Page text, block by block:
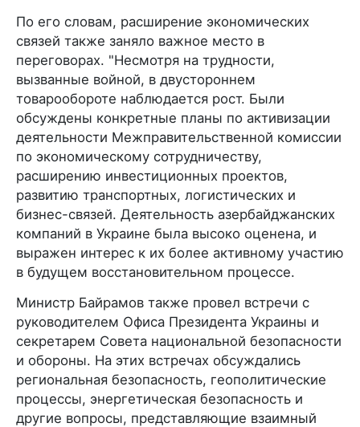
По его словам, расширение экономических
связей также заняло важное место в
переговорах. "Несмотря на трудности,
вызванные войной, в двустороннем
товарообороте наблюдается рост. Были
обсуждены конкретные планы по активизации
деятельности Межправительственной комиссии
по экономическому сотрудничеству,
расширению инвестиционных проектов,
развитию транспортных, логистических и
бизнес-связей. Деятельность азербайджанских
компаний в Украине была высоко оценена, и
выражен интерес к их более активному участию
в будущем восстановительном процессе.
Министр Байрамов также провел встречи с
руководителем Офиса Президента Украины и
секретарем Совета национальной безопасности
и обороны. На этих встречах обсуждались
региональная безопасность, геополитические
процессы, энергетическая безопасность и
другие вопросы, представляющие взаимный